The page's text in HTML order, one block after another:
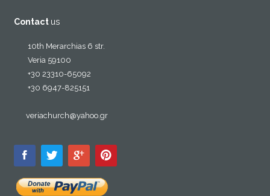
Contact us
10th Merarchias 6 str.
Veria 59100
+30 23310-65092
+30 6947-825151
veriachurch@yahoo.gr